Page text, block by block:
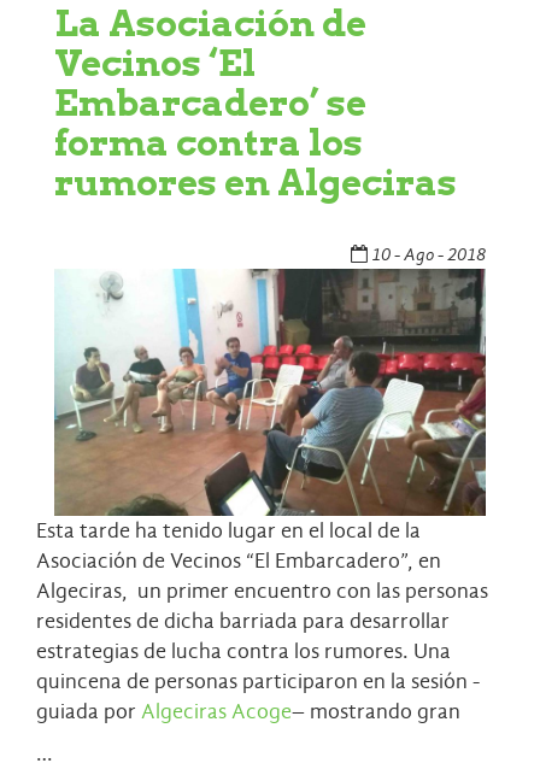
La Asociación de
Vecinos ‘El
Embarcadero’ se
forma contra los
rumores en Algeciras
10 - Ago - 2018
Esta tarde ha tenido lugar en el local de la
Asociación de Vecinos “El Embarcadero”, en
Algeciras, un primer encuentro con las personas
residentes de dicha barriada para desarrollar
estrategias de lucha contra los rumores. Una
quincena de personas participaron en la sesión -
guiada por Algeciras Acoge– mostrando gran
…